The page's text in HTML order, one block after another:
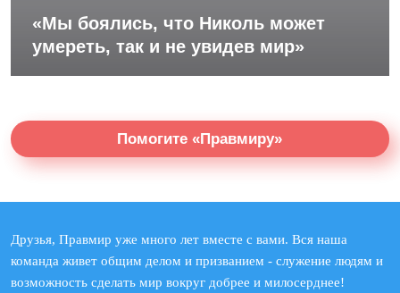
«Мы боялись, что Николь может
умереть, так и не увидев мир»
Помогите «Правмиру»
Друзья, Правмир уже много лет вместе с вами. Вся наша
команда живет общим делом и призванием - служение людям и
возможность сделать мир вокруг добрее и милосерднее!